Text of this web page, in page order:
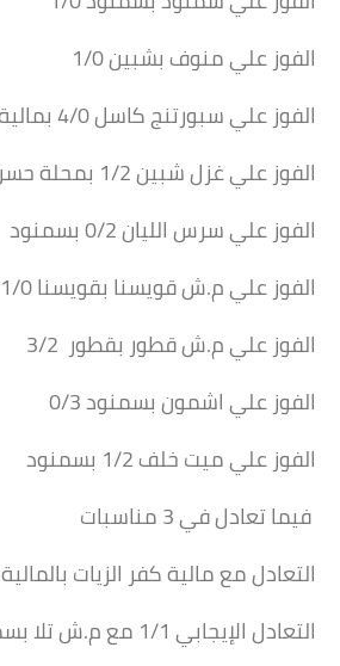
الفوز علي منوف بشبين 1/0
الفوز علي سبورتنج كاسل 4/0 بمالية كفر الزيات
الفوز علي غزل شبين 1/2 بمحلة حسن
الفوز علي سرس الليان 0/2 بسمنود
الفوز علي م.ش قويسنا بقويسنا 1/0
الفوز علي م.ش قطور بقطور 3/2
الفوز علي اشمون بسمنود 0/3
الفوز علي ميت خلف 1/2 بسمنود
فيما تعادل في 3 مناسبات
التعادل مع مالية كفر الزيات بالمالية 0/0
التعادل الإيجابي 1/1 مع م.ش تلا بسمنود